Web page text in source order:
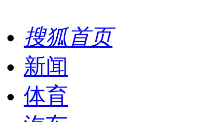
搜狐首页
新闻
体育